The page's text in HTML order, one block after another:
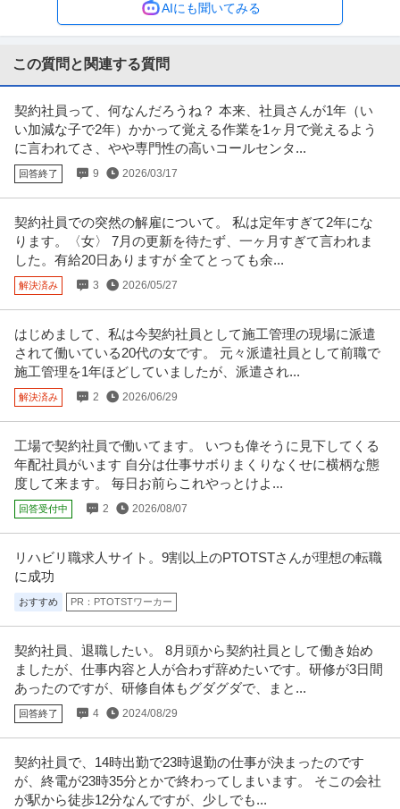
時給2,100円
ます。 【求人PR】 【雇…続きを見る
この条件の求人をもっと見る
AIにも聞いてみる
この質問と関連する質問
契約社員って、何なんだろうね？ 本来、社員さんが1年（い
い加減な子で2年）かかって覚える作業を1ヶ月で覚えるよう
に言われてさ、やや専門性の高いコールセンタ...
回答終了 9 2026/03/17
契約社員での突然の解雇について。 私は定年すぎて2年にな
ります。〈女〉 7月の更新を待たず、一ヶ月すぎて言われま
した。有給20日ありますが 全てとっても余...
解決済み 3 2026/05/27
はじめまして、私は今契約社員として施工管理の現場に派遣
されて働いている20代の女です。 元々派遣社員として前職で
施工管理を1年ほどしていましたが、派遣され...
解決済み 2 2026/06/29
工場で契約社員で働いてます。 いつも偉そうに見下してくる
年配社員がいます 自分は仕事サボりまくりなくせに横柄な態
度して来ます。 毎日お前らこれやっとけよ...
回答受付中 2 2026/08/07
リハビリ職求人サイト。9割以上のPTOTSTさんが理想の転職
に成功
おすすめ PR：PTOTSTワーカー
契約社員、退職したい。 8月頭から契約社員として働き始め
ましたが、仕事内容と人が合わず辞めたいです。研修が3日間
あったのですが、研修自体もグダグダで、まと...
回答終了 4 2024/08/29
契約社員で、14時出勤で23時退勤の仕事が決まったのです
が、終電が23時35分とかで終わってしまいます。 そこの会社
が駅から徒歩12分なんですが、少しでも...